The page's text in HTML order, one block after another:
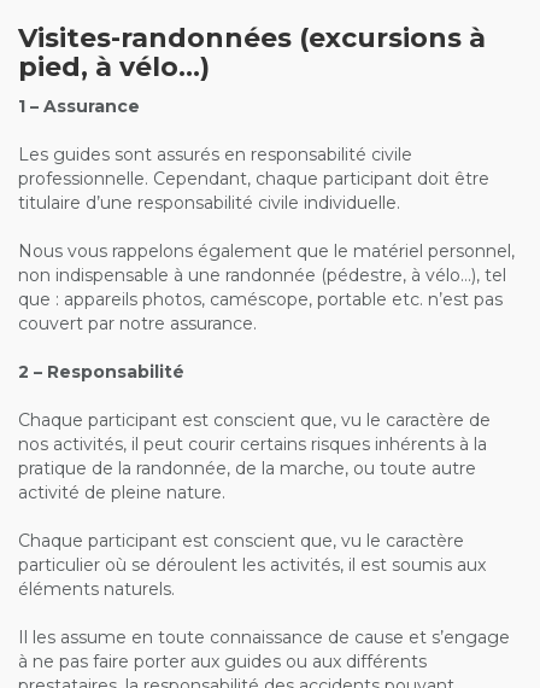
Visites-randonnées (excursions à
pied, à vélo…)
1 – Assurance
Les guides sont assurés en responsabilité civile
professionnelle. Cependant, chaque participant doit être
titulaire d’une responsabilité civile individuelle.
Nous vous rappelons également que le matériel personnel,
non indispensable à une randonnée (pédestre, à vélo…), tel
que : appareils photos, caméscope, portable etc. n’est pas
couvert par notre assurance.
2 – Responsabilité
Chaque participant est conscient que, vu le caractère de
nos activités, il peut courir certains risques inhérents à la
pratique de la randonnée, de la marche, ou toute autre
activité de pleine nature.
Chaque participant est conscient que, vu le caractère
particulier où se déroulent les activités, il est soumis aux
éléments naturels.
Il les assume en toute connaissance de cause et s’engage
à ne pas faire porter aux guides ou aux différents